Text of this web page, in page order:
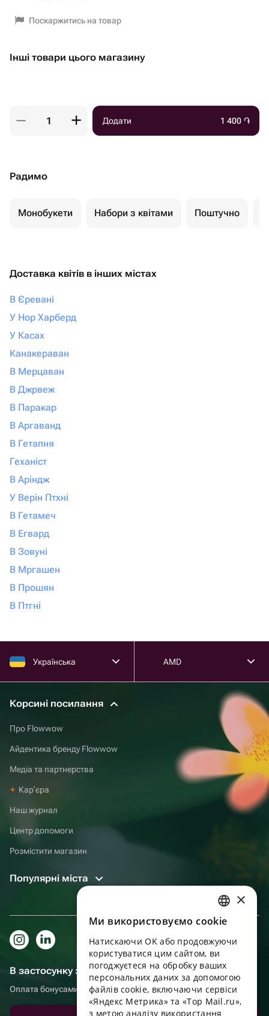
Поскаржитись на товар
Інші товари цього магазину
Додати 1 400 ֏
Радимо
Монобукети Набори з квітами Поштучно
Доставка квітів в інших містах
В Єревані
У Нор Харберд
У Касах
Канакераван
В Мерцаван
В Джрвеж
В Паракар
В Аргаванд
В Гетапня
Геханіст
В Аріндж
У Верін Птхні
В Гетамеч
В Егвард
В Зовуні
В Мргашен
В Прошян
В Птгні
Українська AMD
Корсині посилання
Про Flowwow
Айдентика бренду Flowwow
Медіа та партнерства
Карʼєра
Наш журнал
Центр допомоги
Розмістити магазин
Популярні міста
В застосунку зручніше!
Оплата бонусами, самовивіз, зручний чат підтримки
RUSSIAN
ENGLISH
UKRAINIAN
PORTUGUESE
SPANISH
×
Ми використовуємо cookie
Натискаючи OK або продовжуючи
користуватися цим сайтом, ви
погоджуєтеся на обробку ваших
персональних даних за допомогою
файлів cookie, включаючи сервіси
«Яндекс Метрика» та «Top Mail.ru»,
з метою аналізу використання